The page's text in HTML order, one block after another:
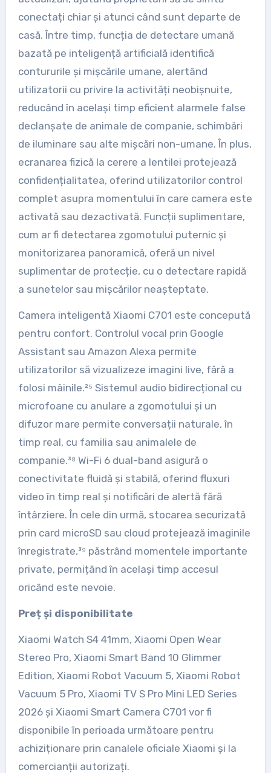
conectați chiar și atunci când sunt departe de
casă. Între timp, funcția de detectare umană
bazată pe inteligență artificială identifică
contururile și mișcările umane, alertând
utilizatorii cu privire la activități neobișnuite,
reducând în același timp eficient alarmele false
declanșate de animale de companie, schimbări
de iluminare sau alte mișcări non-umane. În plus,
ecranarea fizică la cerere a lentilei protejează
confidențialitatea, oferind utilizatorilor control
complet asupra momentului în care camera este
activată sau dezactivată. Funcții suplimentare,
cum ar fi detectarea zgomotului puternic și
monitorizarea panoramică, oferă un nivel
suplimentar de protecție, cu o detectare rapidă
a sunetelor sau mișcărilor neașteptate.
Camera inteligentă Xiaomi C701 este concepută
pentru confort. Controlul vocal prin Google
Assistant sau Amazon Alexa permite
utilizatorilor să vizualizeze imagini live, fără a
folosi mâinile.²⁵ Sistemul audio bidirecțional cu
microfoane cu anulare a zgomotului și un
difuzor mare permite conversații naturale, în
timp real, cu familia sau animalele de
companie.³⁸ Wi-Fi 6 dual-band asigură o
conectivitate fluidă și stabilă, oferind fluxuri
video în timp real și notificări de alertă fără
întârziere. În cele din urmă, stocarea securizată
prin card microSD sau cloud protejează imaginile
înregistrate,³⁹ păstrând momentele importante
private, permițând în același timp accesul
oricând este nevoie.
Preț și disponibilitate
Xiaomi Watch S4 41mm, Xiaomi Open Wear
Stereo Pro, Xiaomi Smart Band 10 Glimmer
Edition, Xiaomi Robot Vacuum 5, Xiaomi Robot
Vacuum 5 Pro, Xiaomi TV S Pro Mini LED Series
2026 și Xiaomi Smart Camera C701 vor fi
disponibile în perioada următoare pentru
achiziționare prin canalele oficiale Xiaomi și la
comercianții autorizați.